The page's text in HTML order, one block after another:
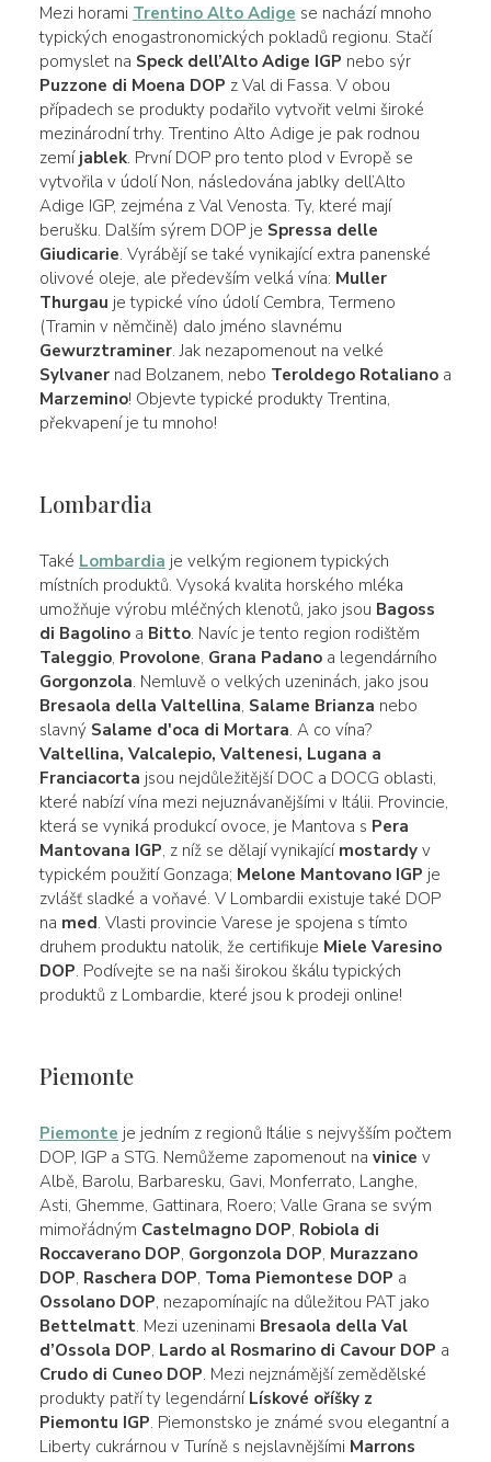
Mezi horami Trentino Alto Adige se nachází mnoho
typických enogastronomických pokladů regionu. Stačí
pomyslet na Speck dell’Alto Adige IGP nebo sýr
Puzzone di Moena DOP z Val di Fassa. V obou
případech se produkty podařilo vytvořit velmi široké
mezinárodní trhy. Trentino Alto Adige je pak rodnou
zemí jablek. První DOP pro tento plod v Evropě se
vytvořila v údolí Non, následována jablky dell’Alto
Adige IGP, zejména z Val Venosta. Ty, které mají
berušku. Dalším sýrem DOP je Spressa delle
Giudicarie. Vyrábějí se také vynikající extra panenské
olivové oleje, ale především velká vína: Muller
Thurgau je typické víno údolí Cembra, Termeno
(Tramin v němčině) dalo jméno slavnému
Gewurztraminer. Jak nezapomenout na velké
Sylvanernad Bolzanem, nebo Teroldego Rotalianoa
Marzemino! Objevte typické produkty Trentina,
překvapení je tu mnoho!
Lombardia
Také Lombardia je velkým regionem typických
místních produktů. Vysoká kvalita horského mléka
umožňuje výrobu mléčných klenotů, jako jsou Bagoss
di Bagolinoa Bitto. Navíc je tento region rodištěm
Taleggio, Provolone, Grana Padanoa legendárního
Gorgonzola. Nemluvě o velkých uzeninách, jako jsou
Bresaola della Valtellina, Salame Brianza nebo
slavný Salame d'oca di Mortara. A co vína?
Valtellina, Valcalepio, Valtenesi, Lugana a
Franciacorta jsou nejdůležitější DOC a DOCG oblasti,
které nabízí vína mezi nejuznávanějšími v Itálii. Provincie,
která se vyniká produkcí ovoce, je Mantova s Pera
Mantovana IGP, z níž se dělají vynikající mostardyv
typickém použití Gonzaga; Melone Mantovano IGP je
zvlášť sladké a voňavé. V Lombardii existuje také DOP
na med. Vlasti provincie Varese je spojena s tímto
druhem produktu natolik, že certifikuje Miele Varesino
DOP. Podívejte se na naši širokou škálu typických
produktů z Lombardie, které jsou k prodeji online!
Piemonte
Piemonte je jedním z regionů Itálie s nejvyšším počtem
DOP, IGP a STG. Nemůžeme zapomenout na vinice v
Albě, Barolu, Barbaresku, Gavi, Monferrato, Langhe,
Asti, Ghemme, Gattinara, Roero; Valle Grana se svým
mimořádným Castelmagno DOP, Robiola di
Roccaverano DOP, Gorgonzola DOP, Murazzano
DOP, Raschera DOP, Toma Piemontese DOP a
Ossolano DOP, nezapomínajíc na důležitou PAT jako
Bettelmatt. Mezi uzeninami Bresaola della Val
d’Ossola DOP, Lardo al Rosmarino di Cavour DOP a
Crudo di Cuneo DOP. Mezi nejznámější zemědělské
produkty patří ty legendární Lískové oříšky z
Piemontu IGP. Piemonstsko je známé svou elegantní a
Liberty cukrárnou v Turíně s nejslavnějšími Marrons